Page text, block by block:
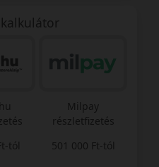
tól
Milpay
részletfizetés
501 000 Ft-tól